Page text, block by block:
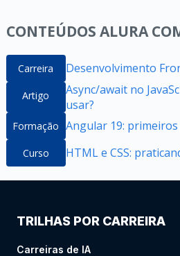
CONTEÚDOS ALURA
Carreira Desenvolvimento
Artigo
Async/await no
usar?
Formação Angular 19: primeiros
Curso HTML e CSS:
TRILHAS POR CARREIRA
Carreiras de IA